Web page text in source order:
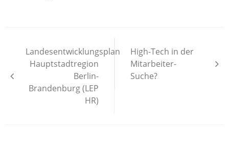
Landesentwicklungsplan
Hauptstadtregion
Berlin-
Brandenburg (LEP
HR)
High-Tech in der
Mitarbeiter-
Suche?